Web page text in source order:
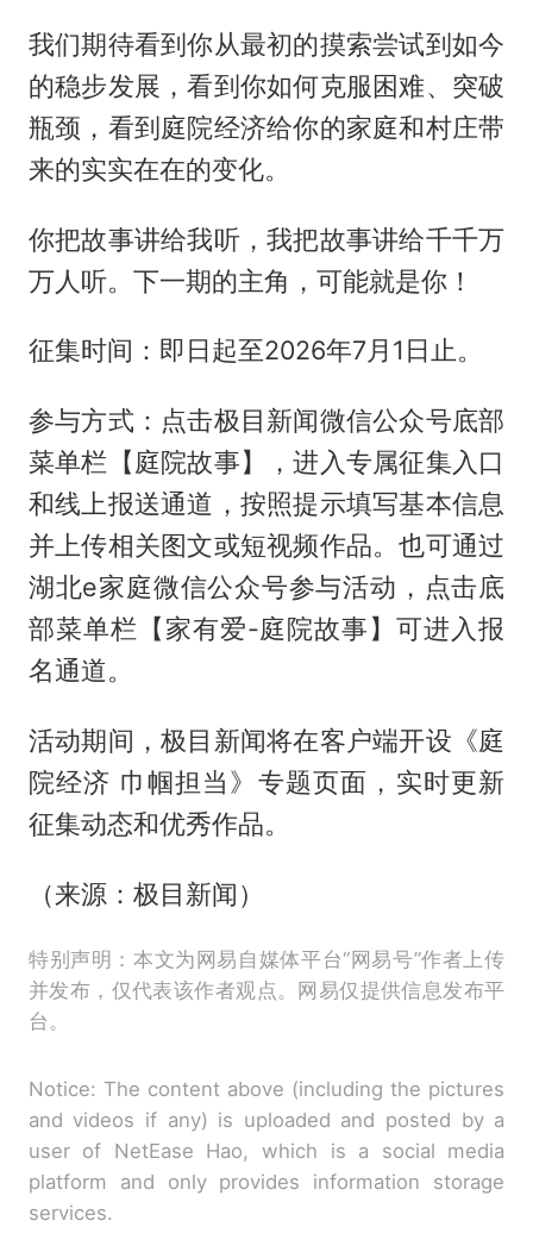
我们期待看到你从最初的摸索尝试到如今
的稳步发展，看到你如何克服困难、突破
瓶颈，看到庭院经济给你的家庭和村庄带
来的实实在在的变化。
你把故事讲给我听，我把故事讲给千千万
万人听。下一期的主角，可能就是你！
征集时间：即日起至2026年7月1日止。
参与方式：点击极目新闻微信公众号底部
菜单栏【庭院故事】，进入专属征集入口
和线上报送通道，按照提示填写基本信息
并上传相关图文或短视频作品。也可通过
湖北e家庭微信公众号参与活动，点击底
部菜单栏【家有爱­­­-庭院故事】可进入报
名通道。
活动期间，极目新闻将在客户端开设《庭
院经济 巾帼担当》专题页面，实时更新
征集动态和优秀作品。
（来源：极目新闻）
特别声明：本文为网易自媒体平台“网易号”作者上传
并发布，仅代表该作者观点。网易仅提供信息发布平
台。
Notice: The content above (including the pictures
and videos if any) is uploaded and posted by a
user of NetEase Hao, which is a social media
platform and only provides information storage
services.